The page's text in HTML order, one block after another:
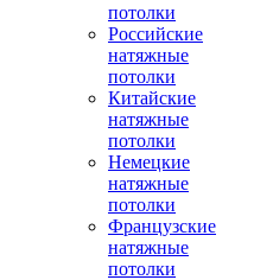
потолки
Российские
натяжные
потолки
Китайские
натяжные
потолки
Немецкие
натяжные
потолки
Французские
натяжные
потолки